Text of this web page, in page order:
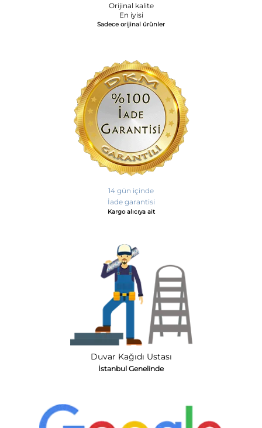
Orijinal kalite
En iyisi
Sadece orijinal ürünler
14 gün içinde
İade garantisi
Kargo alıcıya ait
Duvar Kağıdı Ustası
İstanbul Genelinde